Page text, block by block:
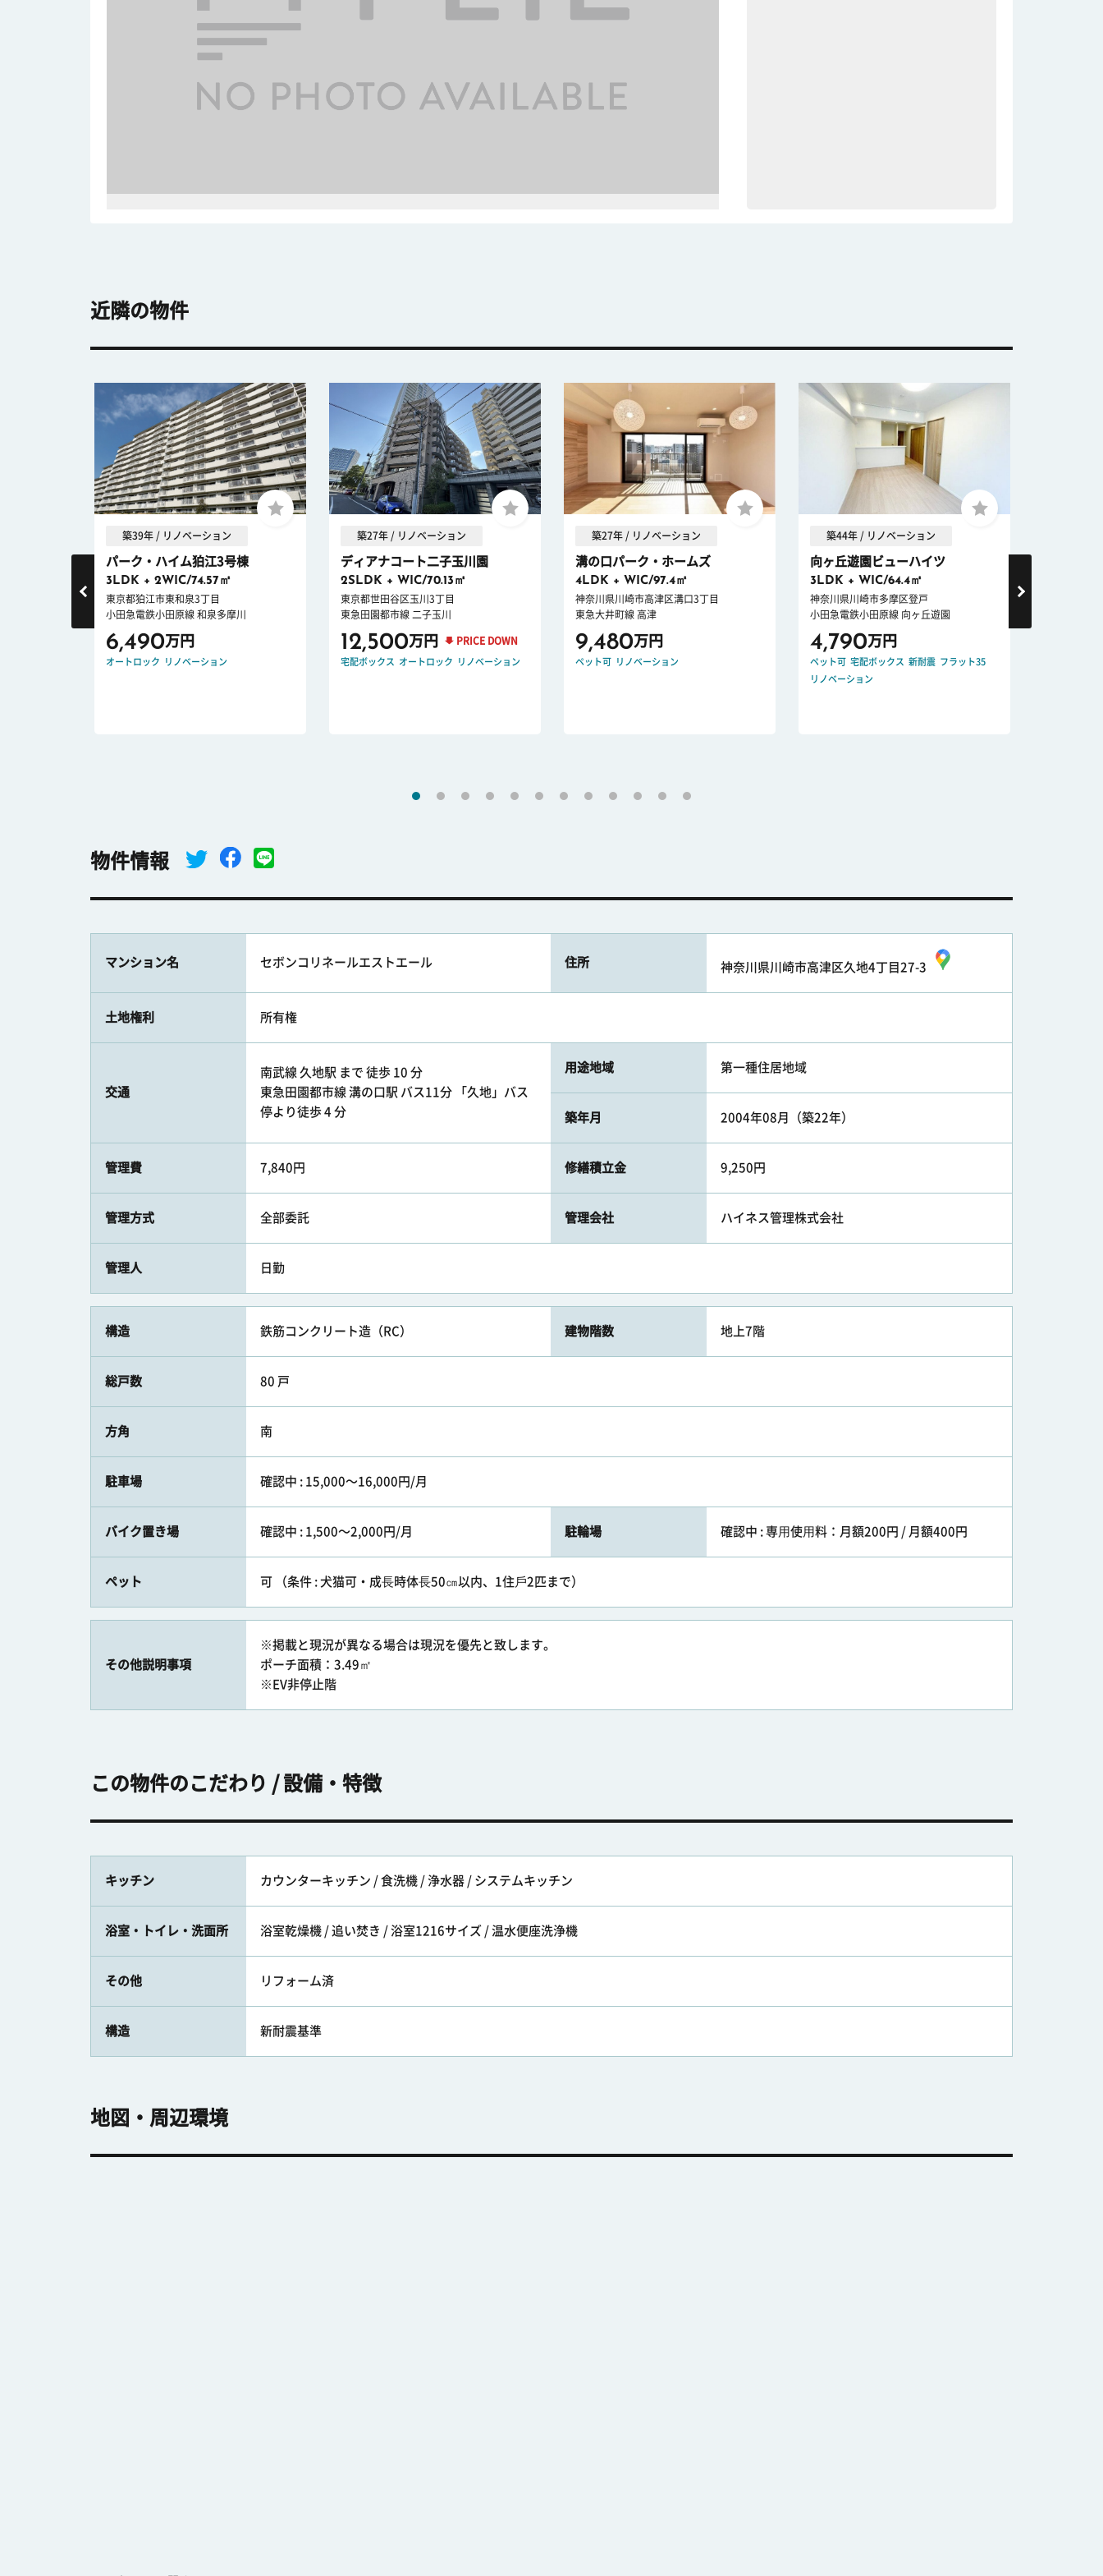
近隣の物件
築39年 / リノベーション
パーク・ハイム狛江3号棟
3LDK + 2WIC/74.57㎡
東京都狛江市東和泉3丁目
小田急電鉄小田原線 和泉多摩川
6,490万円
オートロック リノベーション
築27年 / リノベーション
ディアナコート二子玉川園
2SLDK + WIC/70.13㎡
東京都世田谷区玉川3丁目
東急田園都市線 二子玉川
12,500万円 PRICE DOWN
宅配ボックス オートロック リノベーション
築27年 / リノベーション
溝の口パーク・ホームズ
4LDK + WIC/97.4㎡
神奈川県川崎市高津区溝口3丁目
東急大井町線 高津
9,480万円
ペット可 リノベーション
築44年 / リノベーション
向ヶ丘遊園ビューハイツ
3LDK + WIC/64.4㎡
神奈川県川崎市多摩区登戸
小田急電鉄小田原線 向ヶ丘遊園
4,790万円
ペット可 宅配ボックス 新耐震 フラット35
リノベーション
物件情報
マンション名 セボンコリネールエストエール 住所 神奈川県川崎市高津区久地4丁目27-3
土地権利 所有権
交通
南武線 久地駅 まで 徒歩 10 分
東急田園都市線 溝の口駅 バス11分 「久地」バス
停より徒歩 4 分
用途地域 第一種住居地域
築年月 2004年08月（築22年）
管理費 7,840円 修繕積立金 9,250円
管理方式 全部委託 管理会社 ハイネス管理株式会社
管理人 日勤
構造 鉄筋コンクリート造（RC） 建物階数 地上7階
総戸数 80 戸
方角 南
駐車場 確認中 : 15,000〜16,000円/月
バイク置き場 確認中 : 1,500〜2,000円/月 駐輪場 確認中 : 専⽤使⽤料：月額200円 / 月額400円
ペット 可 （条件 : 犬猫可・成⻑時体⻑50㎝以内、1住⼾2匹まで）
その他説明事項
※掲載と現況が異なる場合は現況を優先と致します。
ポーチ面積：3.49㎡
※EV非停止階
この物件のこだわり / 設備・特徴
キッチン カウンターキッチン / 食洗機 / 浄水器 / システムキッチン
浴室・トイレ・洗面所 浴室乾燥機 / 追い焚き / 浴室1216サイズ / 温水便座洗浄機
その他 リフォーム済
構造 新耐震基準
地図・周辺環境